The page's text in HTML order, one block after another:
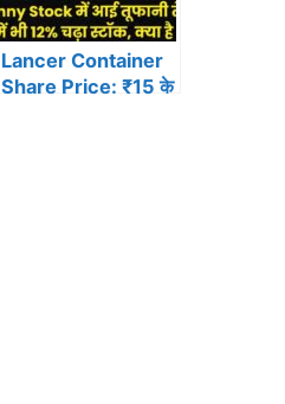
Lancer Container
Share Price: ₹15 के